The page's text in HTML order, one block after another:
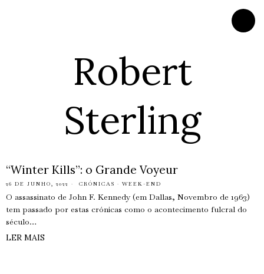
Robert
Sterling
“Winter Kills”: o Grande Voyeur
26 DE JUNHO, 2022 CRÓNICAS · WEEK-END
O assassinato de John F. Kennedy (em Dallas, Novembro de 1963)
tem passado por estas crónicas como o acontecimento fulcral do
século…
LER MAIS